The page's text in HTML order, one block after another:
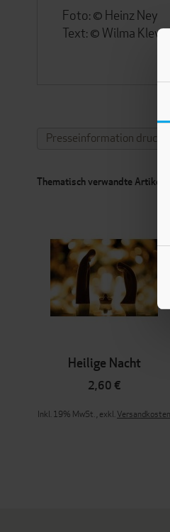
Foto: © Heinz Ney
Text: © Wilma
Presseinformation drucken
Thematisch verwandte Artikel
Heilige Nacht
2,60 €
Inkl. 19% MwSt.,exkl.Versandkosten